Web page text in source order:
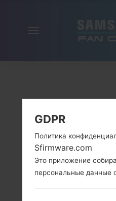
GDPR
Политика
Sfirmware.com
Это приложение
персональные данные